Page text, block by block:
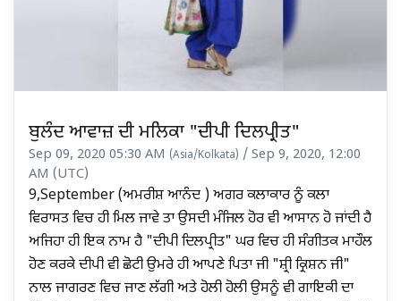
ਬੁਲੰਦ ਆਵਾਜ਼ ਦੀ ਮਲਿਕਾ "ਦੀਪੀ ਦਿਲਪ੍ਰੀਤ"
Sep 09, 2020 05:30 AM (Asia/Kolkata) / Sep 9, 2020, 12:00
AM (UTC)
9,September (ਅਮਰੀਸ਼ ਆਨੰਦ ) ਅਗਰ ਕਲਾਕਾਰ ਨੂੰ ਕਲਾ
ਵਿਰਾਸਤ ਵਿਚ ਹੀ ਮਿਲ ਜਾਵੇ ਤਾ ਉਸਦੀ ਮੰਜਿਲ ਹੋਰ ਵੀ ਆਸਾਨ ਹੋ ਜਾਂਦੀ ਹੈ
ਅਜਿਹਾ ਹੀ ਇਕ ਨਾਮ ਹੈ "ਦੀਪੀ ਦਿਲਪ੍ਰੀਤ" ਘਰ ਵਿਚ ਹੀ ਸੰਗੀਤਕ ਮਾਹੌਲ
ਹੋਣ ਕਰਕੇ ਦੀਪੀ ਵੀ ਛੋਟੀ ਉਮਰੇ ਹੀ ਆਪਣੇ ਪਿਤਾ ਜੀ "ਸ਼੍ਰੀ ਕ੍ਰਿਸ਼ਨ ਜੀ"
ਨਾਲ ਜਾਗਰਣ ਵਿਚ ਜਾਣ ਲੱਗੀ ਅਤੇ ਹੋਲੀ ਹੋਲੀ ਉਸਨੂੰ ਵੀ ਗਾਇਕੀ ਦਾ